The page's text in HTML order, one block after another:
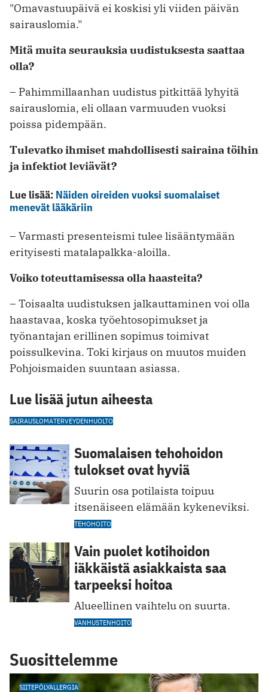
"Omavastuupäivä ei koskisi yli viiden päivän
sairauslomia."
Mitä muita seurauksia uudistuksesta saattaa
olla?
– Pahimmillaanhan uudistus pitkittää lyhyitä
sairauslomia, eli ollaan varmuuden vuoksi
poissa pidempään.
Tulevatko ihmiset mahdollisesti sairaina töihin
ja infektiot leviävät?
Lue lisää: Näiden oireiden vuoksi suomalaiset
menevät lääkäriin
– Varmasti presenteismi tulee lisääntymään
erityisesti matalapalkka-aloilla.
Voiko toteuttamisessa olla haasteita?
– Toisaalta uudistuksen jalkauttaminen voi olla
haastavaa, koska työehtosopimukset ja
työnantajan erillinen sopimus toimivat
poissulkevina. Toki kirjaus on muutos muiden
Pohjoismaiden suuntaan asiassa.
Lue lisää jutun aiheesta
SAIRAUSLOMATERVEYDENHUOLTO
Suomalaisen tehohoidon
tulokset ovat hyviä
Suurin osa potilaista toipuu
itsenäiseen elämään kykeneviksi.
TEHOHOITO
Vain puolet kotihoidon
iäkkäistä asiakkaista saa
tarpeeksi hoitoa
Alueellinen vaihtelu on suurta.
VANHUSTENHOITO
Suosittelemme
SIITEPÖLYALLERGIA